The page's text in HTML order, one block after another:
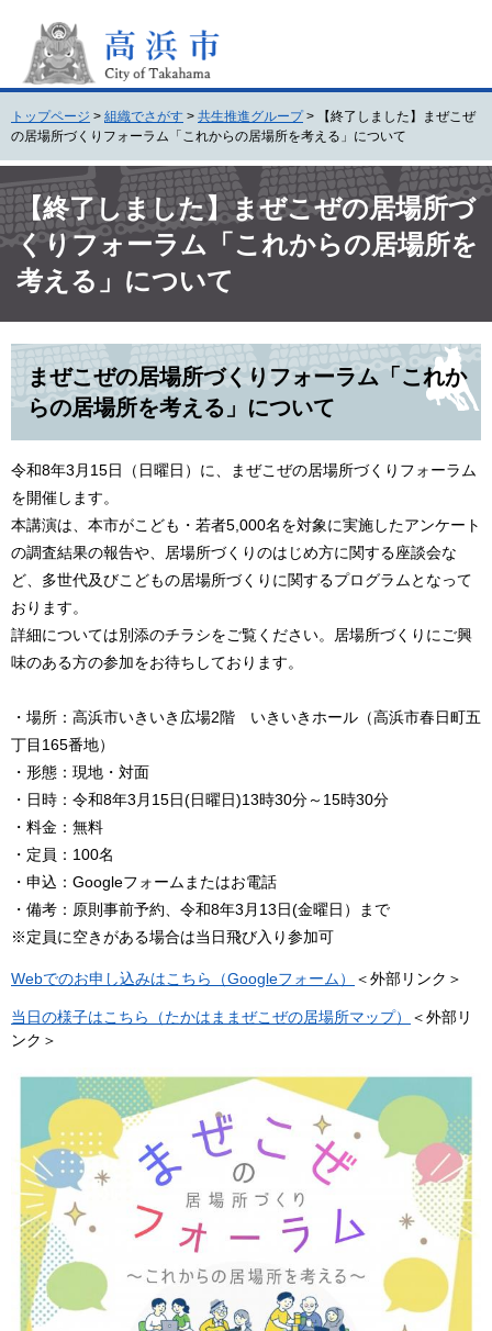
頭
。
飛
て
本
文
トップページ > 組織でさがす > 共生推進グループ >
【終了しました】まぜこぜ
の居場所づくりフォーラム「これからの居場所を考える」について
文 【終了しました】まぜこぜの居場所づ
くりフォーラム「これからの居場所を
考える」について
まぜこぜの居場所づくりフォーラム「これか
らの居場所を考える」について
令和8年3月15日（日曜日）に、まぜこぜの居場所づくりフォーラム
を開催します。
本講演は、本市がこども・若者5,000名を対象に実施したアンケート
の調査結果の報告や、居場所づくりのはじめ方に関する座談会な
ど、多世代及びこどもの居場所づくりに関するプログラムとなって
おります。
詳細については別添のチラシをご覧ください。居場所づくりにご興
味のある方の参加をお待ちしております。
・場所：高浜市いきいき広場2階 いきいきホール（高浜市春日町五
丁目165番地）
・形態：現地・対面
・日時：令和8年3月15日(日曜日)13時30分～15時30分
・料金：無料
・定員：100名
・申込：Googleフォームまたはお電話
・備考：原則事前予約、令和8年3月13日(金曜日）まで
※定員に空きがある場合は当日飛び入り参加可
Webでのお申し込みはこちら（Googleフォーム） ＜外部リンク＞
当日の様子はこちら（たかはままぜこぜの居場所マップ）
＜外部リ
ンク＞